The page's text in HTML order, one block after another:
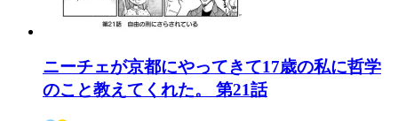
ニーチェが京都にやってきて17歳の私に哲学
のこと教えてくれた。 第21話